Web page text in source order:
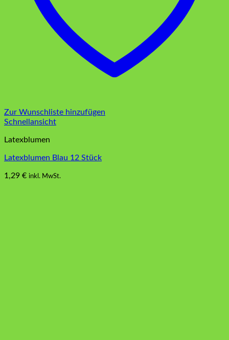
Zur Wunschliste hinzufügen
Schnellansicht
Latexblumen
Latexblumen Blau 12 Stück
1,29 € inkl. MwSt.